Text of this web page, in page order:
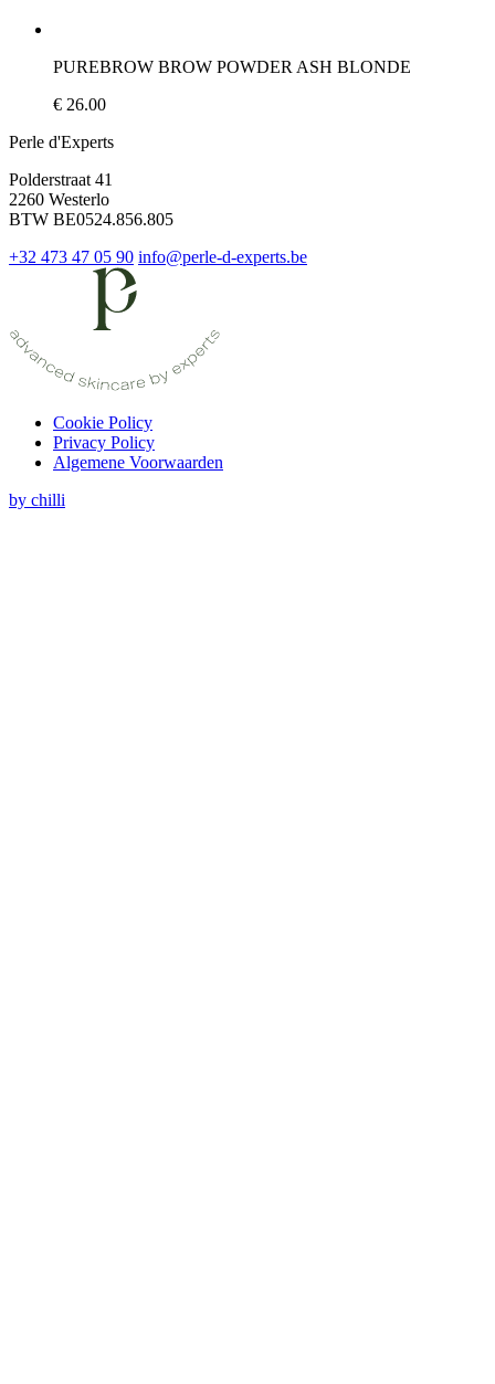
PUREBROW BROW POWDER ASH BLONDE
€ 26.00
Perle d'Experts
Polderstraat 41
2260 Westerlo
BTW BE0524.856.805
+32 473 47 05 90 info@perle-d-experts.be
Cookie Policy
Privacy Policy
Algemene Voorwaarden
by chilli